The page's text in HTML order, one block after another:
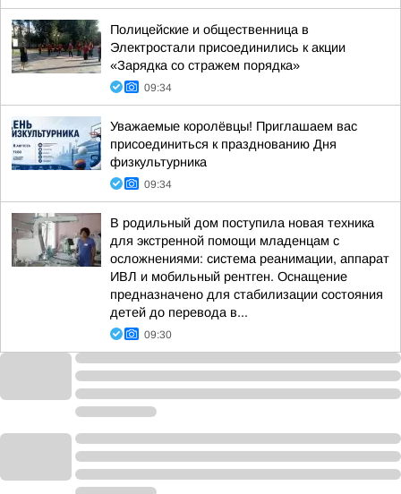
Полицейские и общественница в
Электростали присоединились к акции
«Зарядка со стражем порядка»
09:34
Уважаемые королёвцы! Приглашаем вас
присоединиться к празднованию Дня
физкультурника
09:34
В родильный дом поступила новая техника
для экстренной помощи младенцам с
осложнениями: система реанимации, аппарат
ИВЛ и мобильный рентген. Оснащение
предназначено для стабилизации состояния
детей до перевода в...
09:30